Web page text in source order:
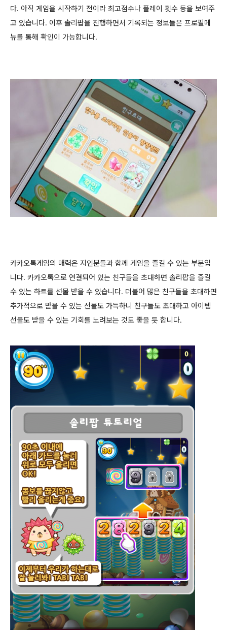
다. 아직 게임을 시작하기 전이라 최고점수나 플레이 횟수 등을 보여주
고 있습니다. 이후 솔리팝을 진행하면서 기록되는 정보들은 프로필메
뉴를 통해 확인이 가능합니다.
카카오톡게임의 매력은 지인분들과 함께 게임을 즐길 수 있는 부분입
니다. 카카오톡으로 연결되어 있는 친구들을 초대하면 솔리팝을 즐길
수 있는 하트를 선물 받을 수 있습니다. 더불어 많은 친구들을 초대하면
추가적으로 받을 수 있는 선물도 가득하니 친구들도 초대하고 아이템
선물도 받을 수 있는 기회를 노려보는 것도 좋을 듯 합니다.